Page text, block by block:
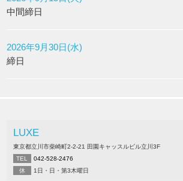
中間締日
2026年9月30日(水)
締日
LUXE
東京都立川市柴崎町2-2-21 田園キャッスルビル立川3F
TEL
042-528-2476
休
1日・日・第3木曜日